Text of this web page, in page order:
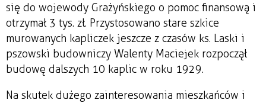
się do wojewody Grażyńskiego o pomoc finansową i
otrzymał 3 tys. zł. Przystosowano stare szkice
murowanych kapliczek jeszcze z czasów ks. Laski i
pszowski budowniczy Walenty Maciejek rozpoczął
budowę dalszych 10 kaplic w roku 1929.
Na skutek dużego zainteresowania mieszkańców i